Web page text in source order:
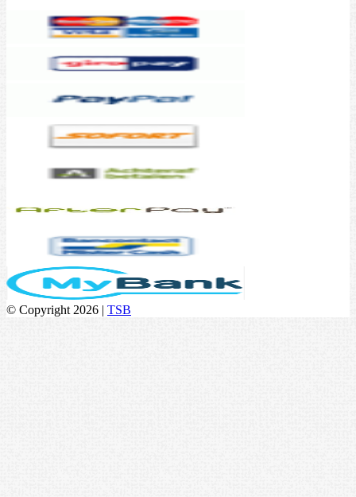
© Copyright 2026 | TSB